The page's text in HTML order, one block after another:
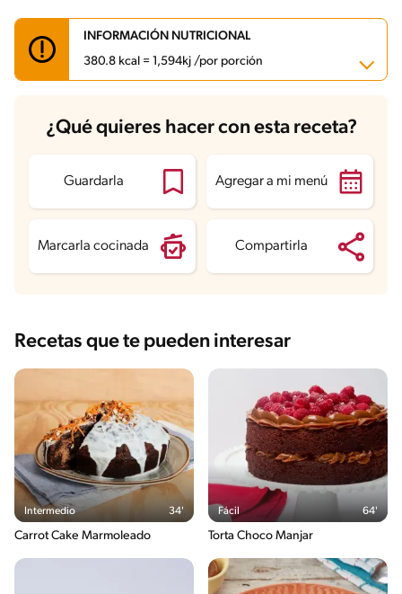
INFORMACIÓN NUTRICIONAL
380.8 kcal = 1,594kj /por porción
Carbohidratos
64.4 g
Energía 380.8 kcal
Proteína
Grasas saturadas 4.7 g
Sodio 286.8 mg
¿Qué quieres hacer con esta receta?
Guardarla Agregar a mi menú
Marcarla cocinada Compartirla
Recetas que te pueden interesar
Intermedio 34'
Carrot Cake Marmoleado
Fácil 64'
Torta Choco Manjar